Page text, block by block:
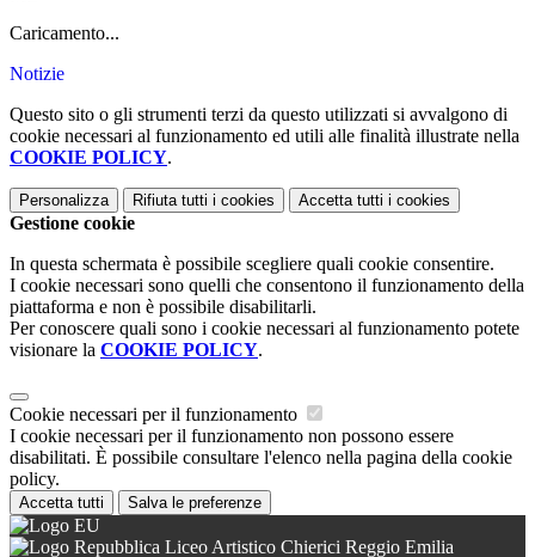
Caricamento...
Notizie
Questo sito o gli strumenti terzi da questo utilizzati si avvalgono di
cookie necessari al funzionamento ed utili alle finalità illustrate nella
COOKIE POLICY.
Personalizza Rifiuta tutti i cookies Accetta tutti i cookies
Gestione cookie
In questa schermata è possibile scegliere quali cookie consentire.
I cookie necessari sono quelli che consentono il funzionamento della
piattaforma e non è possibile disabilitarli.
Per conoscere quali sono i cookie necessari al funzionamento potete
visionare la COOKIE POLICY.
Cookie necessari per il funzionamento
I cookie necessari per il funzionamento non possono essere
disabilitati. È possibile consultare l'elenco nella pagina della cookie
policy.
Accetta tutti Salva le preferenze
Liceo Artistico Chierici Reggio Emilia